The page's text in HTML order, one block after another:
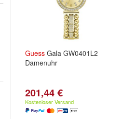
Guess Gala GW0401L2
Damenuhr
201,44 €
Kostenloser Versand